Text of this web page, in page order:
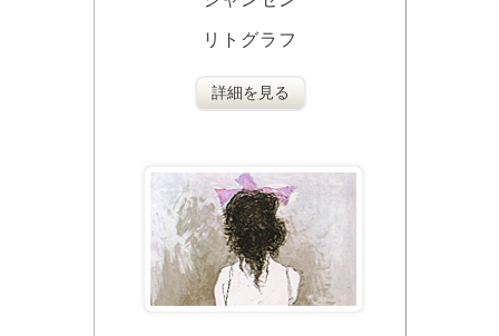
リトグラフ
詳細を見る